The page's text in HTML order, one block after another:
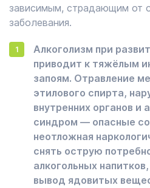
зависимым, страдающим от
заболевания.
Алкоголизм при
приводит к тяжёлым
запоям. Отравление
этилового спирта,
внутренних органов и
синдром — опасные
неотложная
снять острую
алкогольных
вывод ядовитых